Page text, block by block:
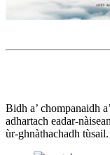
Bidh a’ chompanaidh
adhartach eadar-
ùr-ghnàthachadh tùsail.